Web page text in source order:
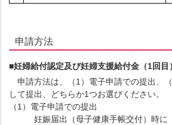
申請方法
■妊婦給付認定及び妊婦支援給付金（1回目
申請方法は、（1）電子申請での提出、
して提出、どちらか1つお選びください。
（1）電子申請での提出
妊娠届出（母子健康手帳交付）時に